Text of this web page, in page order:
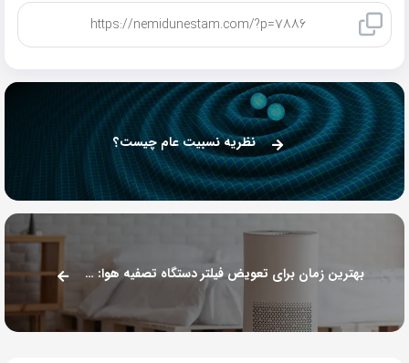
نظریه نسبیت عام چیست؟
بهترین زمان برای تعویض فیلتر دستگاه تصفیه هوا: راهنمایی جامع